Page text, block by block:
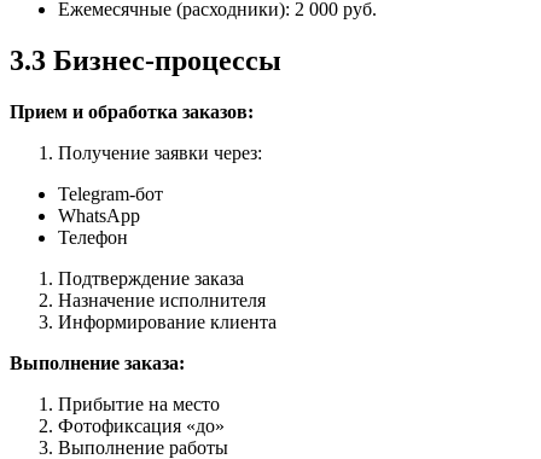
Ежемесячные (расходники): 2 000 руб.
3.3 Бизнес-процессы
Прием и обработка заказов:
Получение заявки через:
Telegram-бот
WhatsApp
Телефон
Подтверждение заказа
Назначение исполнителя
Информирование клиента
Выполнение заказа:
Прибытие на место
Фотофиксация «до»
Выполнение работы